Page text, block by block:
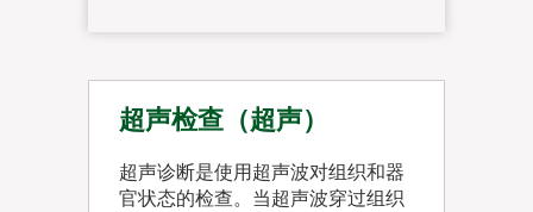
超声检查（超声）
超声诊断是使用超声波对组织和器
官状态的检查。当超声波穿过组织